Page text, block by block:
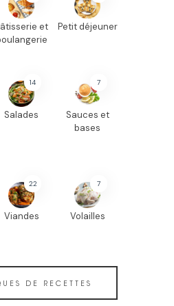
et
Petit déjeuner
14
Salades
7
Sauces et
bases
22
Viandes
7
Volailles
DE RECETTES